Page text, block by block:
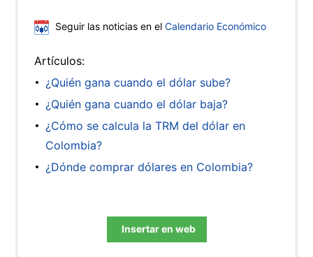
Seguir las noticias en el Calendario Económico
Artículos:
¿Quién gana cuando el dólar sube?
¿Quién gana cuando el dólar baja?
¿Cómo se calcula la TRM del dólar en
Colombia?
¿Dónde comprar dólares en Colombia?
Insertar en web